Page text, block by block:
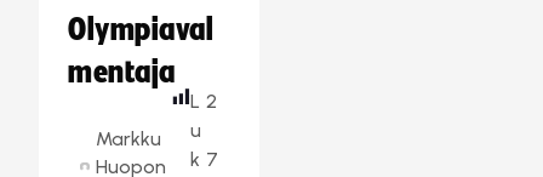
Olympiaval
mentaja
Markku
Huopon
L
u
k
2
7